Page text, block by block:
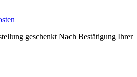
geschenkt Nach Bestätigung Ihrer